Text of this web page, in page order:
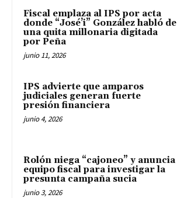
Fiscal emplaza al IPS por acta
donde “José’i” González habló de
una quita millonaria digitada
por Peña
junio 11, 2026
IPS advierte que amparos
judiciales generan fuerte
presión financiera
junio 4, 2026
Rolón niega “cajoneo” y anuncia
equipo fiscal para investigar la
presunta campaña sucia
junio 3, 2026